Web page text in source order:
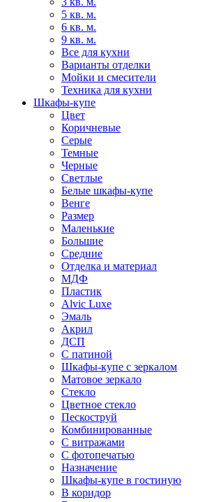
5 кв. м.
6 кв. м.
9 кв. м.
Все для кухни
Варианты отделки
Мойки и смесители
Техника для кухни
Шкафы-купе
Цвет
Коричневые
Серые
Темные
Черные
Светлые
Белые шкафы-купе
Венге
Размер
Маленькие
Большие
Средние
Отделка и материал
МДФ
Пластик
Alvic Luxe
Эмаль
Акрил
ДСП
С патиной
Шкафы-купе с зеркалом
Матовое зеркало
Стекло
Цветное стекло
Пескоструй
Комбинированные
С витражами
С фотопечатью
Назначение
Шкафы-купе в гостиную
В коридор